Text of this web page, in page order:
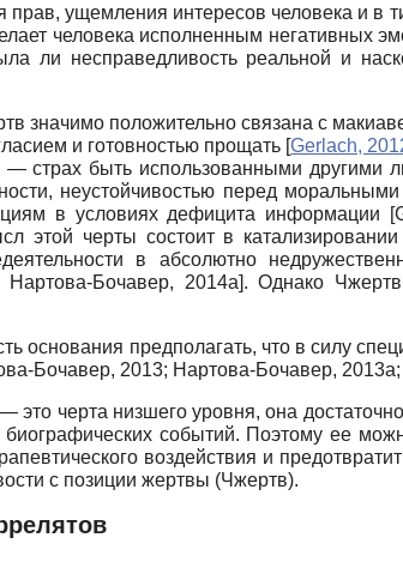
ущемления интересов человека и в
человека исполненным негативных
ли несправедливость реальной и
значимо положительно связана с
и готовностью прощать [Gerlach,
— страх быть использованными
неустойчивостью перед
в условиях дефицита информации [
этой черты состоит в
в абсолютно
Нартова-Бочавер, 2014а]. Однако
основания предполагать, что в силу
Бочавер, 2013; Нартова-Бочавер, 2013а;
черта низшего уровня, она
событий. Поэтому ее
воздействия и
с позиции жертвы (Чжертв).